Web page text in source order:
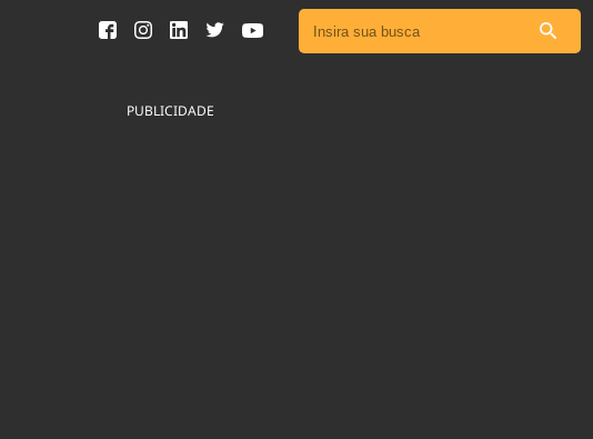
Ver todas as notícias
PUBLICIDADE